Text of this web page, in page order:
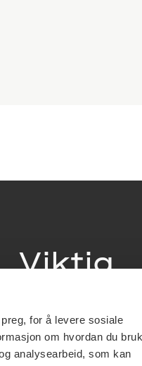
for å levere sosiale
om hvordan du
analysearbeid, som kan
Viktig
Utbetaling og